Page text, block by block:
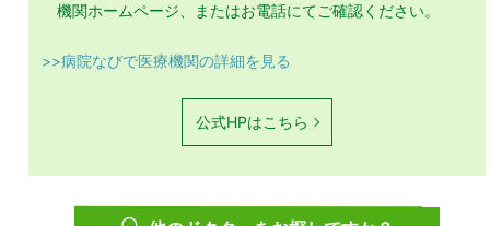
機関ホームページ、またはお電話にてご確認ください。
>>病院なびで医療機関の詳細を見る
公式HPはこちら